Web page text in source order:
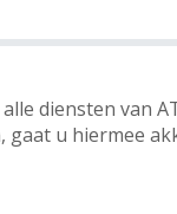
diensten van
gaat u hiermee